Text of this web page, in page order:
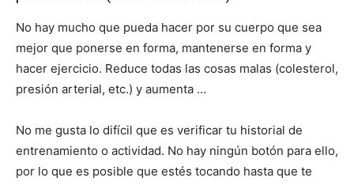
No hay mucho que pueda hacer por su cuerpo que sea
mejor que ponerse en forma, mantenerse en forma y
hacer ejercicio. Reduce todas las cosas malas (colesterol,
presión arterial, etc.) y aumenta …
No me gusta lo difícil que es verificar tu historial de
entrenamiento o actividad. No hay ningún botón para ello,
por lo que es posible que estés tocando hasta que te